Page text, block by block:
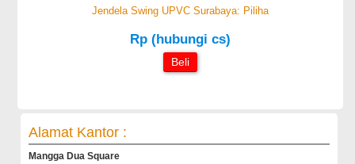
Jendela Swing UPVC Surabaya: Piliha
Rp (hubungi cs)
Beli
Alamat Kantor :
Mangga Dua Square